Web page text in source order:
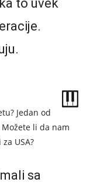
to uvek
Jedan od
li da nam
USA?
sa